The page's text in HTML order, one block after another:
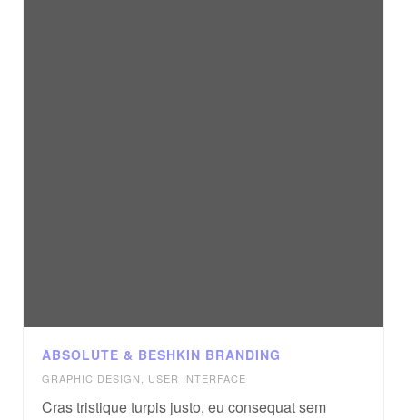
ABSOLUTE & BESHKIN BRANDING
GRAPHIC DESIGN USER INTERFACE
Cras tristique turpis justo, eu consequat sem